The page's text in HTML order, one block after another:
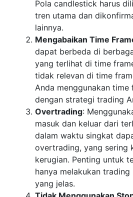
Pola candlestick harus
tren utama dan
lainnya.
Mengabaikan Time
dapat berbeda di
yang terlihat di time
tidak relevan di time
Anda menggunakan time
dengan strategi trading
Overtrading:
masuk dan keluar dari
dalam waktu singkat
overtrading, yang sering
kerugian. Penting untuk
hanya melakukan
yang jelas.